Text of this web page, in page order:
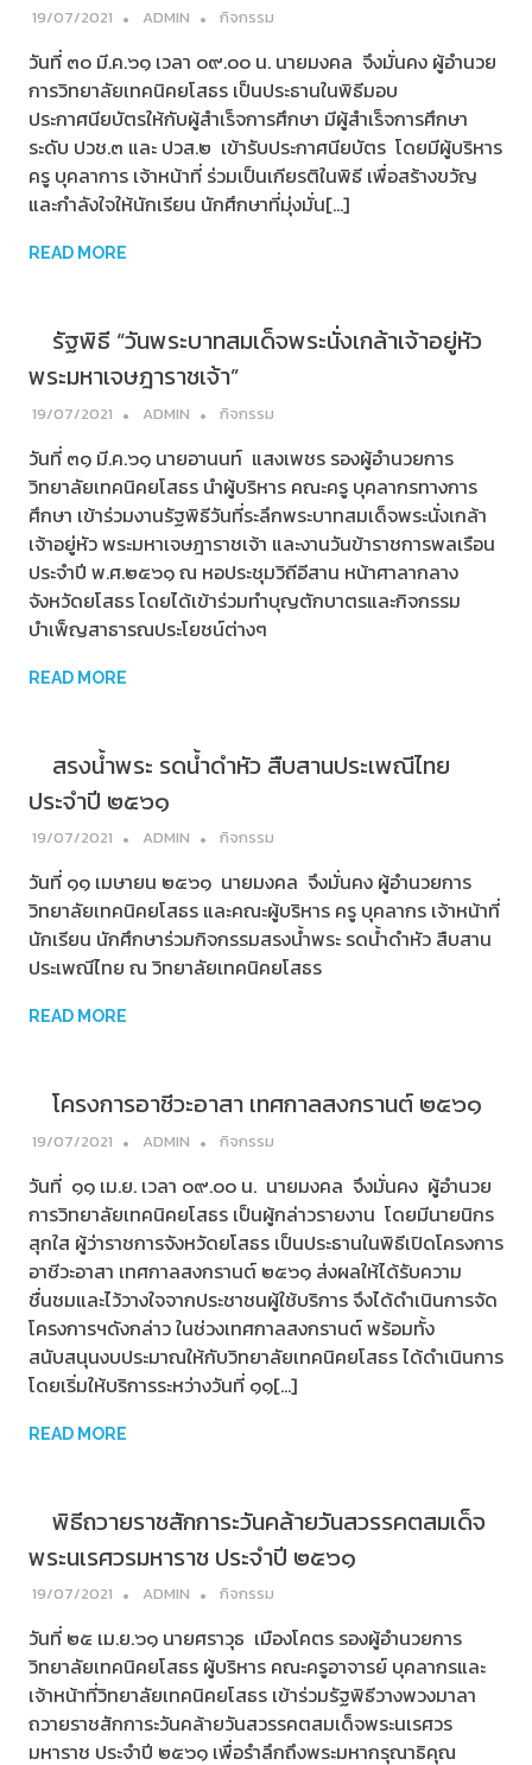
19/07/2021 ADMIN กิจกรรม
วันที่ ๓๐ มี.ค.๖๑ เวลา ๐๙.๐๐ น. นายมงคล จึงมั่นคง ผู้อำนวย
การวิทยาลัยเทคนิคยโสธร เป็นประธานในพิธีมอบ
ประกาศนียบัตรให้กับผู้สำเร็จการศึกษา มีผู้สำเร็จการศึกษา
ระดับ ปวช.๓ และ ปวส.๒ เข้ารับประกาศนียบัตร โดยมีผู้บริหาร
ครู บุคลาการ เจ้าหน้าที่ ร่วมเป็นเกียรติในพิธี เพื่อสร้างขวัญ
และกำลังใจให้นักเรียน นักศึกษาที่มุ่งมั่น[…]
READ MORE
รัฐพิธี “วันพระบาทสมเด็จพระนั่งเกล้าเจ้าอยู่หัว
พระมหาเจษฎาราชเจ้า”
19/07/2021 ADMIN กิจกรรม
วันที่ ๓๑ มี.ค.๖๑ นายอานนท์ แสงเพชร รองผู้อำนวยการ
วิทยาลัยเทคนิคยโสธร นำผู้บริหาร คณะครู บุคลากรทางการ
ศึกษา เข้าร่วมงานรัฐพิธีวันที่ระลึกพระบาทสมเด็จพระนั่งเกล้า
เจ้าอยู่หัว พระมหาเจษฎาราชเจ้า และงานวันข้าราชการพลเรือน
ประจำปี พ.ศ.๒๕๖๑ ณ หอประชุมวิถีอีสาน หน้าศาลากลาง
จังหวัดยโสธร โดยได้เข้าร่วมทำบุญตักบาตรและกิจกรรม
บำเพ็ญสาธารณประโยชน์ต่างๆ
READ MORE
สรงน้ำพระ รดน้ำดำหัว สืบสานประเพณีไทย
ประจำปี ๒๕๖๑
19/07/2021 ADMIN กิจกรรม
วันที่ ๑๑ เมษายน ๒๕๖๑ นายมงคล จึงมั่นคง ผู้อำนวยการ
วิทยาลัยเทคนิคยโสธร และคณะผู้บริหาร ครู บุคลากร เจ้าหน้าที่
นักเรียน นักศึกษาร่วมกิจกรรมสรงน้ำพระ รดน้ำดำหัว สืบสาน
ประเพณีไทย ณ วิทยาลัยเทคนิคยโสธร
READ MORE
โครงการอาชีวะอาสา เทศกาลสงกรานต์ ๒๕๖๑
19/07/2021 ADMIN กิจกรรม
วันที่ ๑๑ เม.ย. เวลา ๐๙.๐๐ น. นายมงคล จึงมั่นคง ผู้อำนวย
การวิทยาลัยเทคนิคยโสธร เป็นผู้กล่าวรายงาน โดยมีนายนิกร
สุกใส ผู้ว่าราชการจังหวัดยโสธร เป็นประธานในพิธีเปิดโครงการ
อาชีวะอาสา เทศกาลสงกรานต์ ๒๕๖๑ ส่งผลให้ได้รับความ
ชื่นชมและไว้วางใจจากประชาชนผู้ใช้บริการ จึงได้ดำเนินการจัด
โครงการฯดังกล่าว ในช่วงเทศกาลสงกรานต์ พร้อมทั้ง
สนับสนุนงบประมาณให้กับวิทยาลัยเทคนิคยโสธร ได้ดำเนินการ
โดยเริ่มให้บริการระหว่างวันที่ ๑๑[…]
READ MORE
พิธีถวายราชสักการะวันคล้ายวันสวรรคตสมเด็จ
พระนเรศวรมหาราช ประจำปี ๒๕๖๑
19/07/2021 ADMIN กิจกรรม
วันที่ ๒๕ เม.ย.๖๑ นายศราวุธ เมืองโคตร รองผู้อำนวยการ
วิทยาลัยเทคนิคยโสธร ผู้บริหาร คณะครูอาจารย์ บุคลากรและ
เจ้าหน้าที่วิทยาลัยเทคนิคยโสธร เข้าร่วมรัฐพิธีวางพวงมาลา
ถวายราชสักการะวันคล้ายวันสวรรคตสมเด็จพระนเรศวร
มหาราช ประจำปี ๒๕๖๑ เพื่อรำลึกถึงพระมหากรุณาธิคุณ